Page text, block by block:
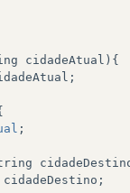
cidadeAtual ){
;
;
cidadeDestino ;